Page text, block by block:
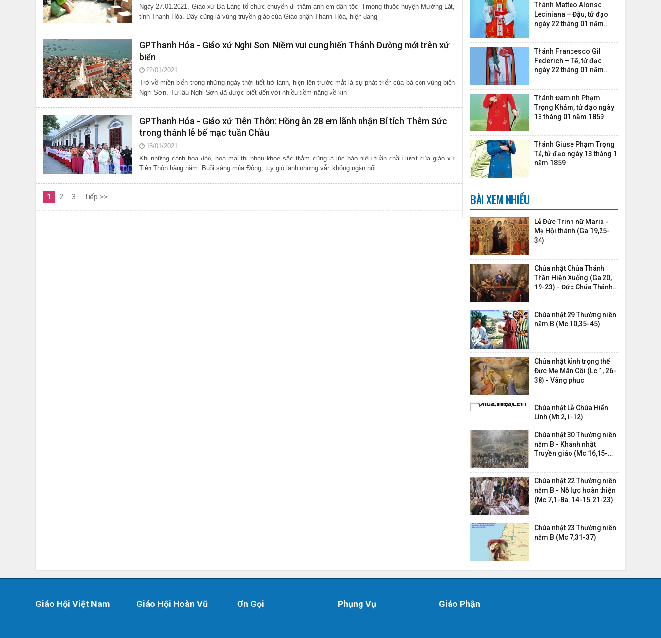
Ngày 27.01.2021, Giáo xứ Ba Làng tố chức chuyến đi thăm anh em dân tộc H’mong thuộc huyện Mường Lát,
tỉnh Thanh Hóa. Đây cũng là vùng truyền giáo của Giáo phận Thanh Hóa, hiện đang
GP.Thanh Hóa - Giáo xứ Nghi Sơn: Niềm vui cung hiến Thánh Đường mới trên xứ
biển
22/01/2021
Trở về miền biển trong những ngày thời tiết trở lạnh, hiện lên trước mắt là sự phát triển của bà con vùng biển
Nghi Sơn. Từ lâu Nghi Sơn đã được biết đến với nhiều tiềm năng về kin
GP.Thanh Hóa - Giáo xứ Tiên Thôn: Hồng ân 28 em lãnh nhận Bí tích Thêm Sức
trong thánh lễ bế mạc tuần Chầu
18/01/2021
Khi những cánh hoa đào, hoa mai thi nhau khoe sắc thắm cũng là lúc báo hiệu tuần chầu lượt của giáo xứ
Tiên Thôn hàng năm. Buổi sáng mùa Đông, tuy gió lạnh nhưng vẫn không ngăn nổi
1 2 3 Tiếp >>
Thánh Matteo Alonso
Leciniana – Đậu, tử đạo
ngày 22 tháng 01 năm
Thánh Francesco Gil
Federich – Tế, tử đạo
ngày 22 tháng 01 năm
Thánh Đaminh Phạm
Trọng Khảm, tử đạo ngày
13 tháng 01 năm 1859
Thánh Giuse Phạm Trọng
Tả, tử đạo ngày 13 tháng 1
năm 1859
BÀI XEM NHIỀU
Lễ Đức Trinh nữ Maria -
Mẹ Hội thánh (Ga 19,25-
34)
Chúa nhật Chúa Thánh
Thần Hiện Xuống (Ga 20,
19-23) - Đức Chúa Thánh
Chúa nhật 29 Thường niên
năm B (Mc 10,35-45)
Chúa nhật kính trọng thể
Đức Mẹ Mân Côi (Lc 1, 26-
38) - Vâng phục
Chúa nhật Lễ Chúa Hiển
Linh (Mt 2,1-12)
Chúa nhật 30 Thường niên
năm B - Khánh nhật
Truyền giáo (Mc 16,15-
Chúa nhật 22 Thường niên
năm B - Nỗ lực hoàn thiện
(Mc 7,1-8a. 14-15.21-23)
Chúa nhật 23 Thường niên
năm B (Mc 7,31-37)
Giáo Hội Việt Nam Giáo Hội Hoàn Vũ Ơn Gọi Phụng Vụ Giáo Phận